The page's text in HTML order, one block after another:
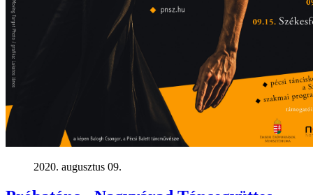
2020. augusztus 09.